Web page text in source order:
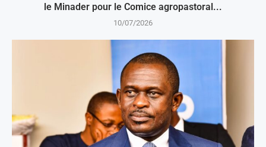
le Minader pour le Comice agropastoral...
10/07/2026